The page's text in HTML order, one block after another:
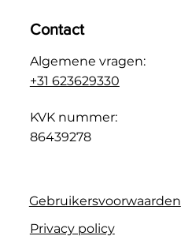
Contact
Algemene vragen:
+31 623629330
KVK nummer:
86439278
Gebruikersvoorwaarden
Privacy policy